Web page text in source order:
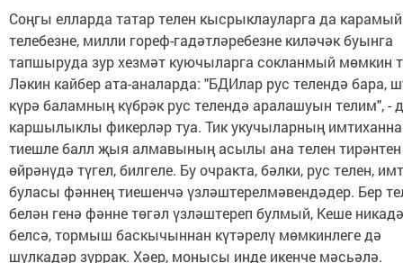
Соңгы елларда татар телен кысрыклауларга да
телебезне, милли гореф-гадәтләребезне киләчәк буынга
тапшыруда зур хезмәт куючыларга сокланмый мөмкин
Ләкин кайбер ата-аналарда: "БДИлар рус телендә бара,
күрә баламның күбрәк рус телендә аралашуын телим", -
каршылыклы фикерләр туа. Тик укучыларның
тиешле балл җыя алмавының асылы ана телен тирәнтен
өйрәнүдә түгел, билгеле. Бу очракта, бәлки, рус телен,
буласы фәннең тиешенчә үзләштерелмәвендәдер. Бер
белән генә фәнне төгәл үзләштереп булмый, Кеше
белсә, тормыш баскычыннан күтәрелү мөмкинлеге дә
шулкадәр зуррак. Хәер, монысы инде икенче мәсьәлә.